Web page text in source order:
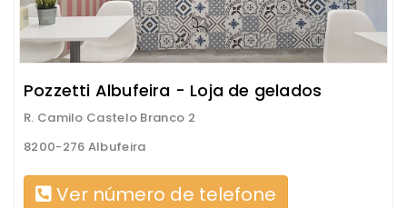
Pozzetti Albufeira - Loja de gelados
R. Camilo Castelo Branco 2
8200-276 Albufeira
Ver número de telefone